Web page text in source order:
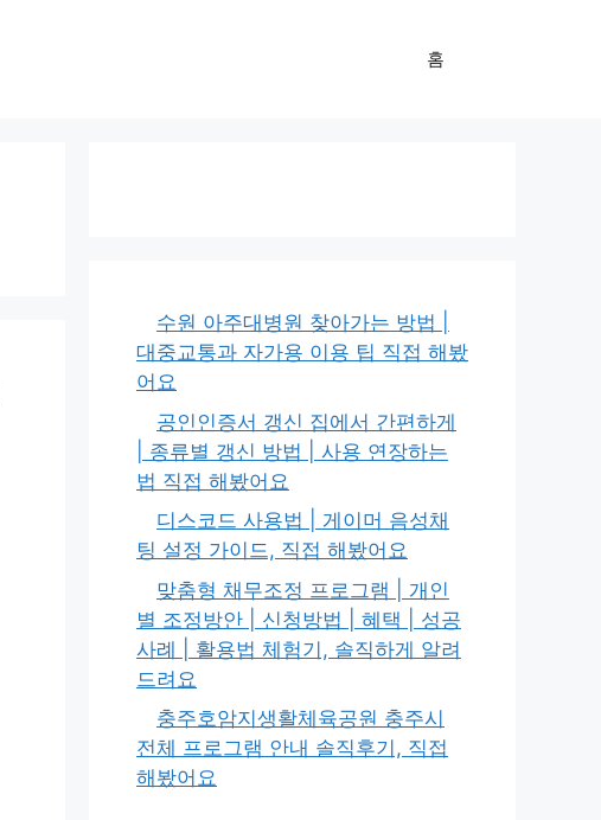
홈
수원 아주대병원 찾아가는 방법 |
대중교통과 자가용 이용 팁 직접 해봤
어요
공인인증서 갱신 집에서 간편하게
| 종류별 갱신 방법 | 사용 연장하는
법 직접 해봤어요
디스코드 사용법 | 게이머 음성채
팅 설정 가이드, 직접 해봤어요
맞춤형 채무조정 프로그램 | 개인
별 조정방안 | 신청방법 | 혜택 | 성공
사례 | 활용법 체험기, 솔직하게 알려
드려요
충주호암지생활체육공원 충주시
전체 프로그램 안내 솔직후기, 직접
해봤어요